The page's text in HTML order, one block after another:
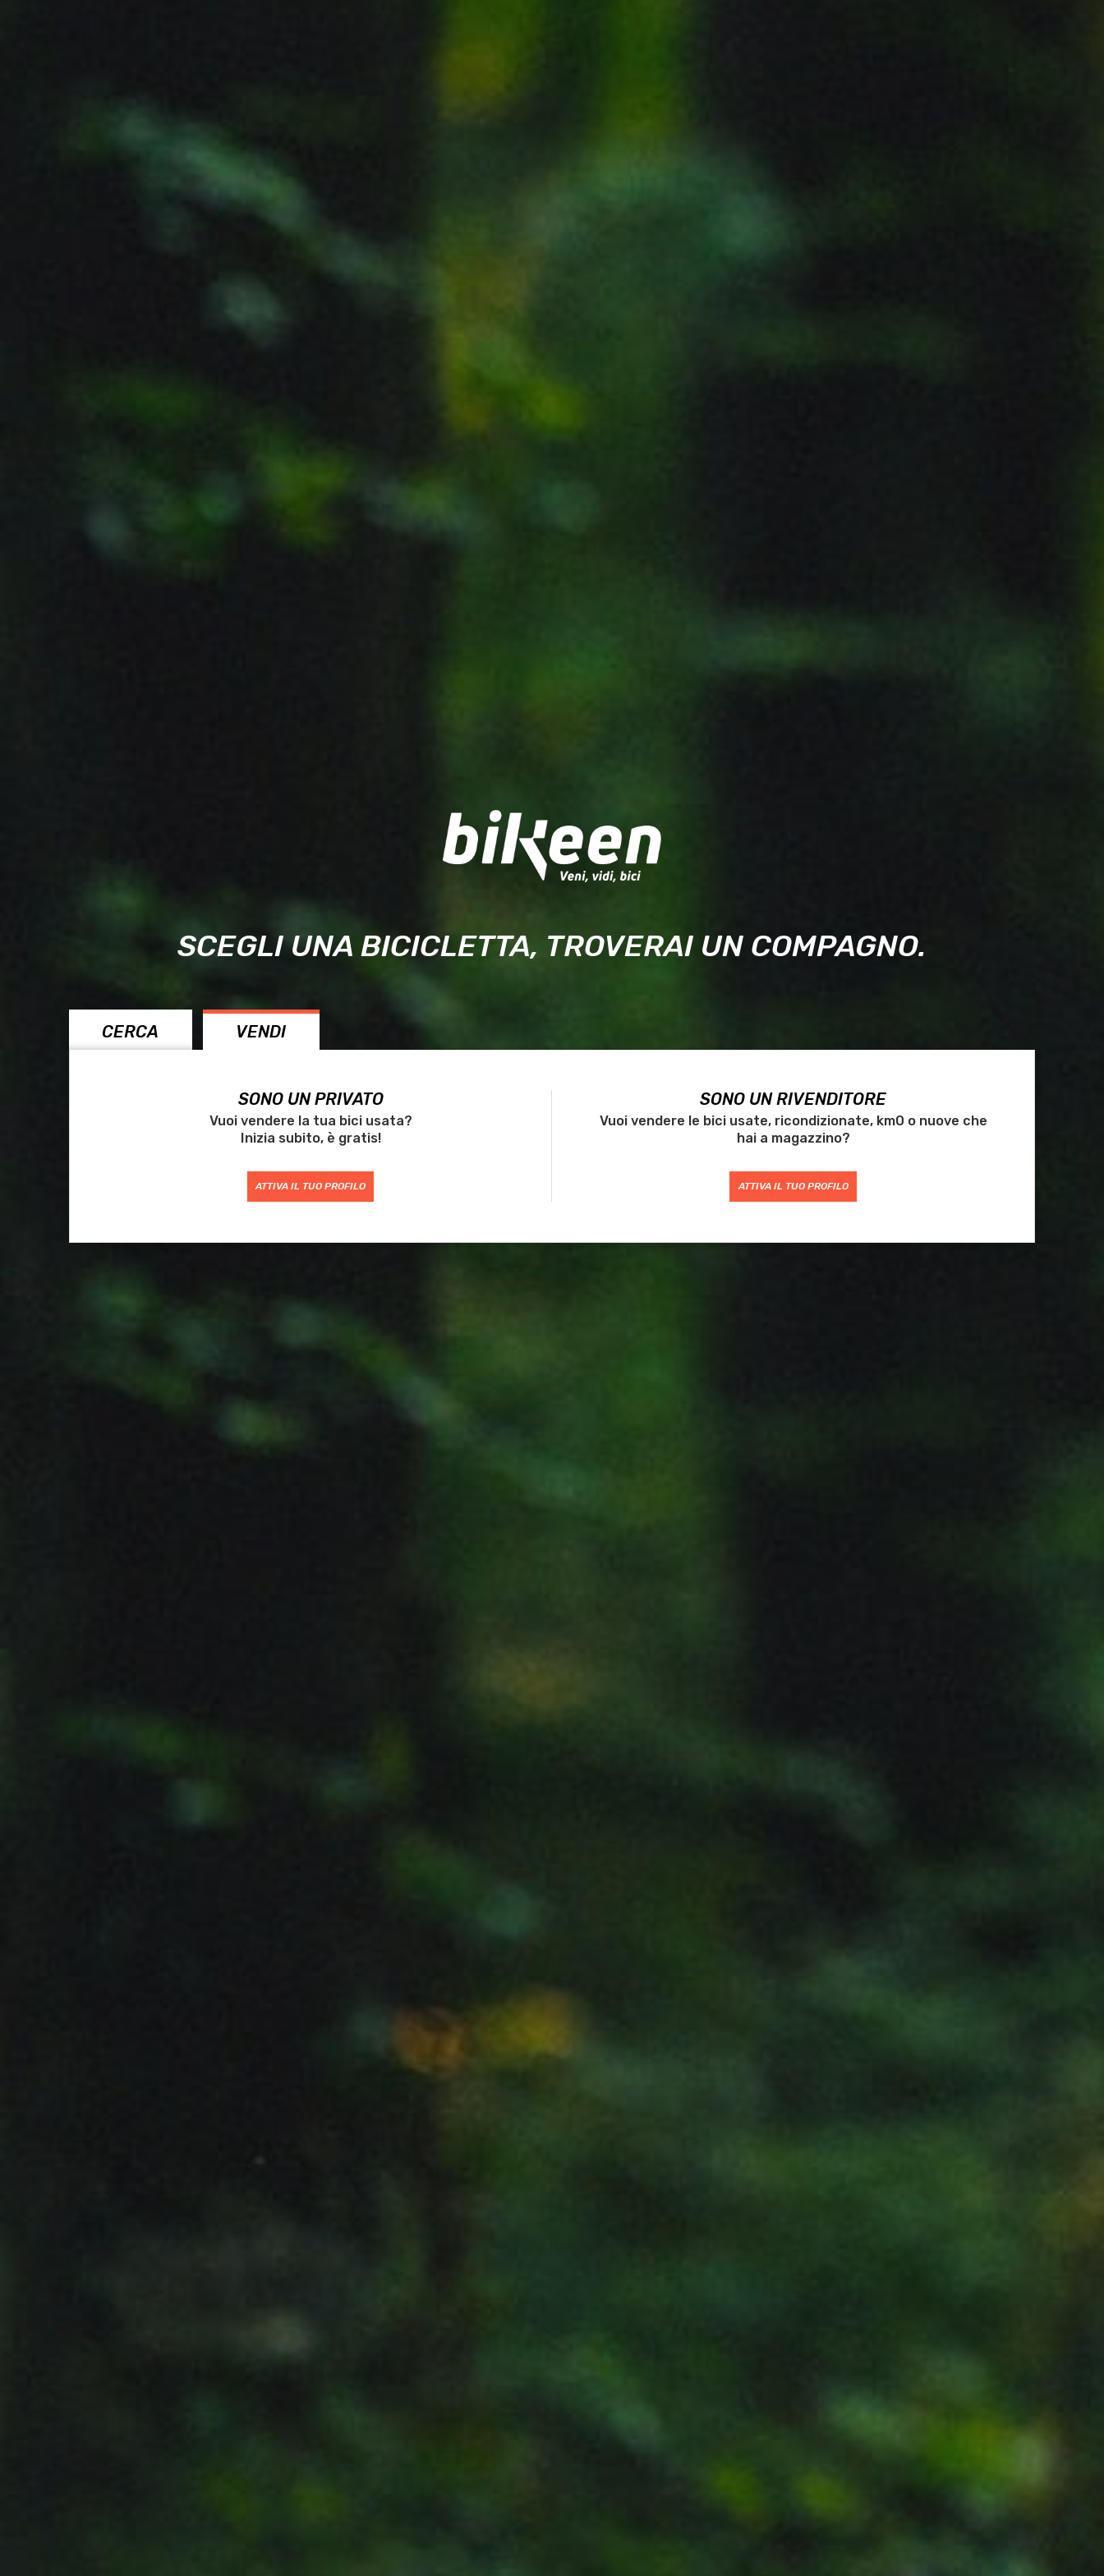
SCEGLI UNA BICICLETTA, TROVERAI UN COMPAGNO.
CERCA VENDI
SONO UN PRIVATO
Vuoi vendere la tua bici usata?
Inizia subito, è gratis!
ATTIVA IL TUO PROFILO
SONO UN RIVENDITORE
Vuoi vendere le bici usate, ricondizionate, km0 o nuove che
hai a magazzino?
ATTIVA IL TUO PROFILO